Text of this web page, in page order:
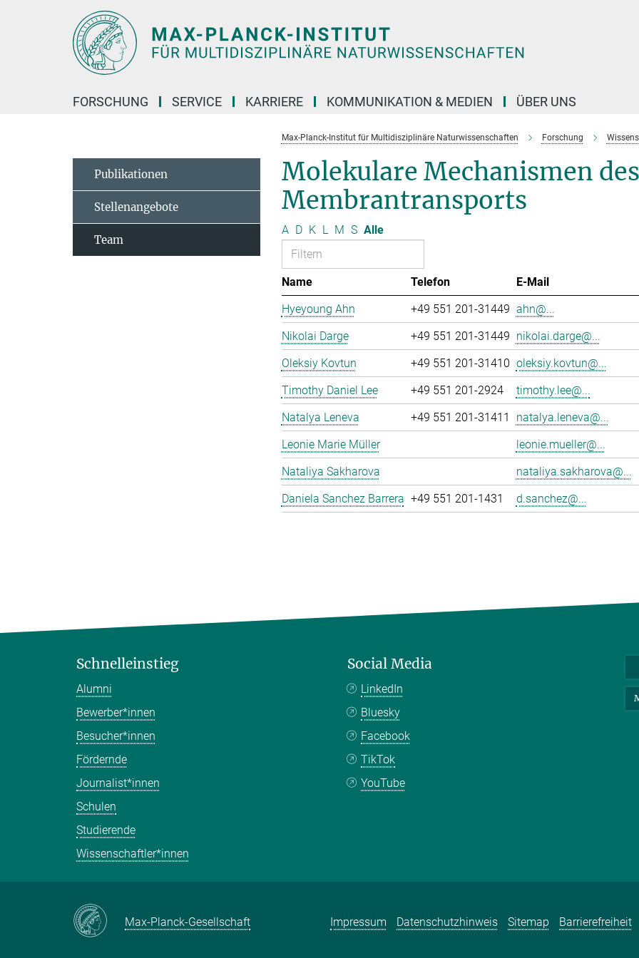
FORSCHUNG SERVICE KARRIERE KOMMUNIKATION & MEDIEN ÜBER UNS
Max-Planck-Institut für Multidisziplinäre Naturwissenschaften Forschung
Molekulare Mechanismen des
Membrantransports
A D K L M S Alle
Name Telefon
E-Mail
Hyeyoung Ahn
+49 551 201-31449 ahn@...
Nikolai Darge
+49 551 201-31449 nikolai.darge@...
Oleksiy Kovtun
+49 551 201-31410 oleksiy.kovtun@...
Timothy Daniel Lee
+49 551 201-2924
timothy.lee@...
Natalya Leneva
+49 551 201-31411
natalya.leneva@...
Leonie Marie Müller
leonie.mueller@...
Nataliya Sakharova
nataliya.sakharova@...
Daniela Sanchez Barrera +49 551 201-1431 d.sanchez@...
Publikationen
Stellenangebote
Team
Schnelleinstieg
Alumni
Bewerber*innen
Besucher*innen
Fördernde
Journalist*innen
Schulen
Studierende
Wissenschaftler*innen
Social Media
LinkedIn
Bluesky
Facebook
TikTok
YouTube
Max-Planck-Gesellschaft Impressum Datenschutzhinweis Sitemap Barrierefreiheit